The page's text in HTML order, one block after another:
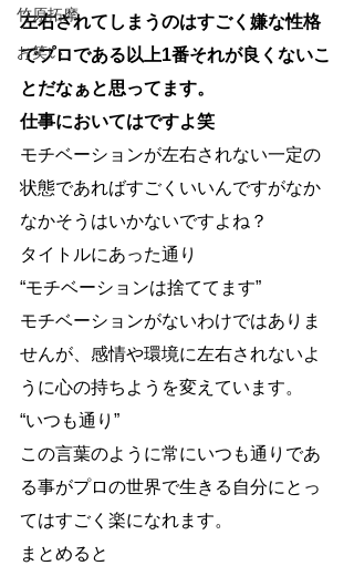
竹原拓摩
お笑い
左右されてしまうのはすごく嫌な性格
でプロである以上1番それが良くないこ
とだなぁと思ってます。
仕事においてはですよ笑
モチベーションが左右されない一定の
状態であればすごくいいんですがなか
なかそうはいかないですよね？
タイトルにあった通り
“モチベーションは捨ててます”
モチベーションがないわけではありま
せんが、感情や環境に左右されないよ
うに心の持ちようを変えています。
“いつも通り”
この言葉のように常にいつも通りであ
る事がプロの世界で生きる自分にとっ
てはすごく楽になれます。
まとめると